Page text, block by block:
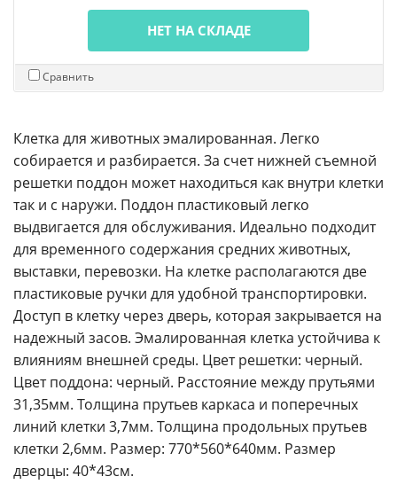
НЕТ НА СКЛАДЕ
Сравнить
Клетка для животных эмалированная. Легко
собирается и разбирается. За счет нижней съемной
решетки поддон может находиться как внутри клетки
так и с наружи. Поддон пластиковый легко
выдвигается для обслуживания. Идеально подходит
для временного содержания средних животных,
выставки, перевозки. На клетке располагаются две
пластиковые ручки для удобной транспортировки.
Доступ в клетку через дверь, которая закрывается на
надежный засов. Эмалированная клетка устойчива к
влияниям внешней среды. Цвет решетки: черный.
Цвет поддона: черный. Расстояние между прутьями
31,35мм. Толщина прутьев каркаса и поперечных
линий клетки 3,7мм. Толщина продольных прутьев
клетки 2,6мм. Размер: 770*560*640мм. Размер
дверцы: 40*43см.